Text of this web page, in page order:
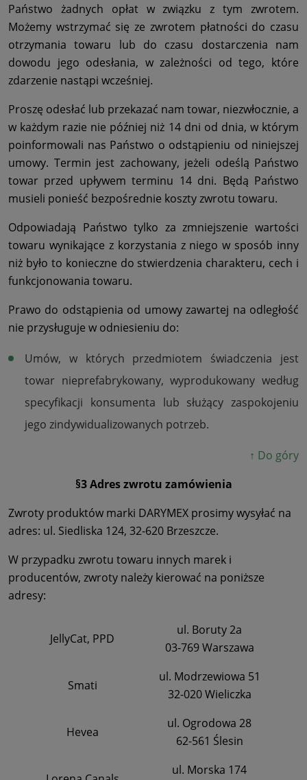
Państwo żadnych opłat w związku z tym zwrotem.
Możemy wstrzymać się ze zwrotem płatności do czasu
otrzymania towaru lub do czasu dostarczenia nam
dowodu jego odesłania, w zależności od tego, które
zdarzenie nastąpi wcześniej.
Proszę odesłać lub przekazać nam towar, niezwłocznie, a
w każdym razie nie później niż 14 dni od dnia, w którym
poinformowali nas Państwo o odstąpieniu od niniejszej
umowy. Termin jest zachowany, jeżeli odeślą Państwo
towar przed upływem terminu 14 dni. Będą Państwo
musieli ponieść bezpośrednie koszty zwrotu towaru.
Odpowiadają Państwo tylko za zmniejszenie wartości
towaru wynikające z korzystania z niego w sposób inny
niż było to konieczne do stwierdzenia charakteru, cech i
funkcjonowania towaru.
Prawo do odstąpienia od umowy zawartej na odległość
nie przysługuje w odniesieniu do:
Umów, w których przedmiotem świadczenia jest
towar nieprefabrykowany, wyprodukowany według
specyfikacji konsumenta lub służący zaspokojeniu
jego zindywidualizowanych potrzeb.
↑ Do góry
§3 Adres zwrotu zamówienia
Zwroty produktów marki DARYMEX prosimy wysyłać na
adres: ul. Siedliska 124, 32-620 Brzeszcze.
W przypadku zwrotu towaru innych marek i
producentów, zwroty należy kierować na poniższe
adresy:
JellyCat, PPD
ul. Boruty 2a
03-769 Warszawa
Smati
ul. Modrzewiowa 51
32-020 Wieliczka
Hevea
ul. Ogrodowa 28
62-561 Ślesin
ul. Morska 174